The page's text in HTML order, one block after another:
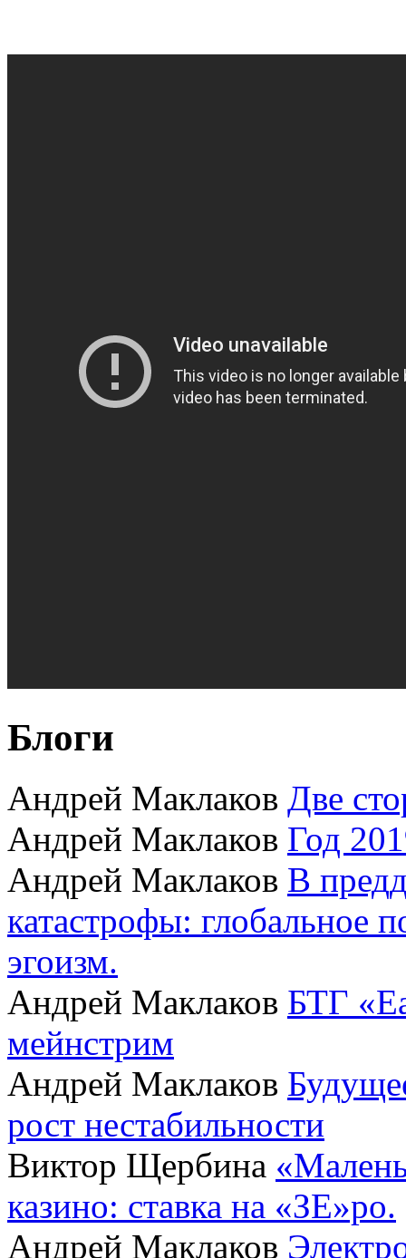
Блоги
Андрей Маклаков Две
Андрей Маклаков Год
Андрей Маклаков В
катастрофы: глобальное
эгоизм.
Андрей Маклаков БТГ
мейнстрим
Андрей Маклаков
рост нестабильности
Виктор Щербина
казино: ставка на «ЗЕ»ро.
Андрей Маклаков